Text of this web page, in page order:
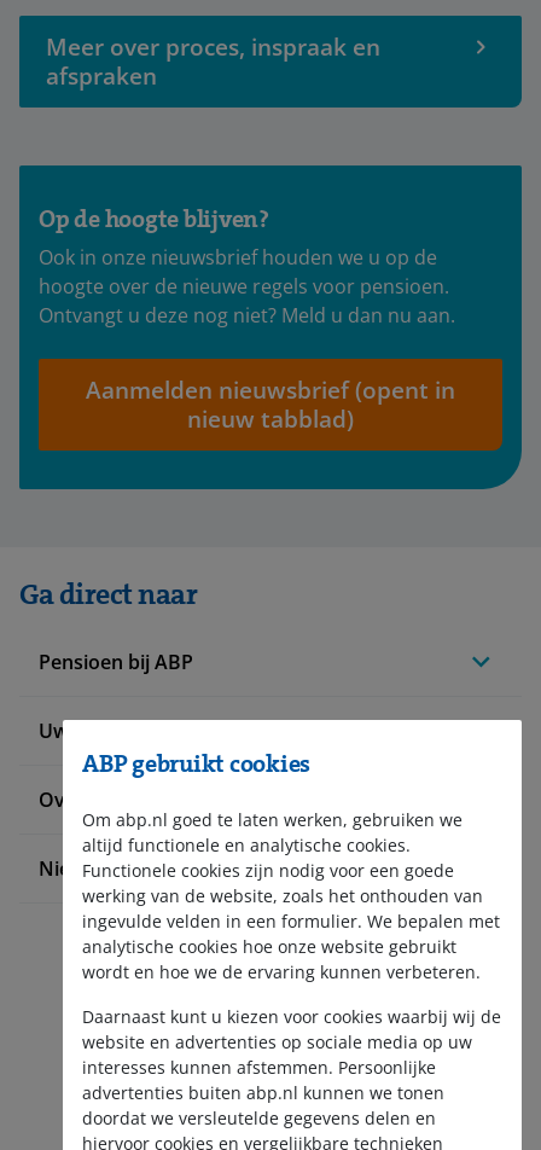
Meer over proces, inspraak en
afspraken
Op de hoogte blijven?
Ook in onze nieuwsbrief houden we u op de
hoogte over de nieuwe regels voor pensioen.
Ontvangt u deze nog niet? Meld u dan nu aan.
Aanmelden nieuwsbrief (opent in
nieuw tabblad)
Ga direct naar
Pensioen bij ABP
Uw situatie verandert
Over ABP
Nieuws en pers
Aanmelden nieuwsbrief
ABP gebruikt cookies
Om abp.nl goed te laten werken, gebruiken we
altijd functionele en analytische cookies.
Functionele cookies zijn nodig voor een goede
werking van de website, zoals het onthouden van
ingevulde velden in een formulier. We bepalen met
analytische cookies hoe onze website gebruikt
wordt en hoe we de ervaring kunnen verbeteren.
Daarnaast kunt u kiezen voor cookies waarbij wij de
website en advertenties op sociale media op uw
interesses kunnen afstemmen. Persoonlijke
advertenties buiten abp.nl kunnen we tonen
doordat we versleutelde gegevens delen en
hiervoor cookies en vergelijkbare technieken